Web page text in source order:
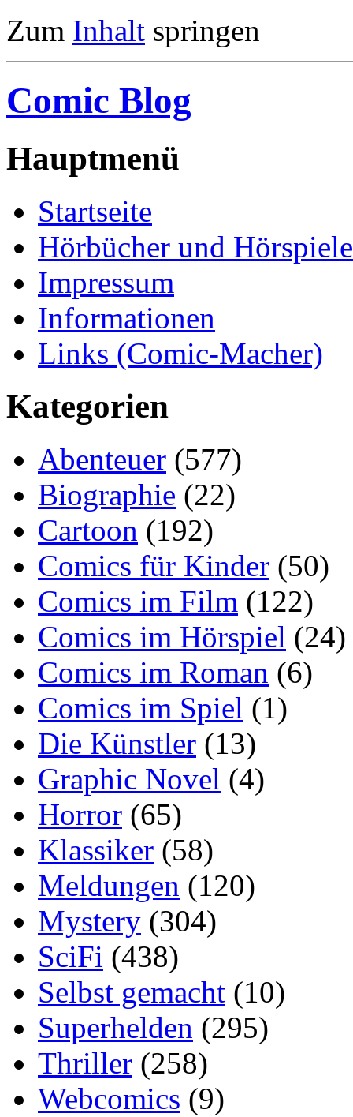
Zum Inhalt springen
Comic Blog
Hauptmenü
Startseite
Hörbücher und Hörspiele
Impressum
Informationen
Links (Comic-Macher)
Kategorien
Abenteuer (577)
Biographie (22)
Cartoon (192)
Comics für Kinder (50)
Comics im Film (122)
Comics im Hörspiel (24)
Comics im Roman (6)
Comics im Spiel (1)
Die Künstler (13)
Graphic Novel (4)
Horror (65)
Klassiker (58)
Meldungen (120)
Mystery (304)
SciFi (438)
Selbst gemacht (10)
Superhelden (295)
Thriller (258)
Webcomics (9)